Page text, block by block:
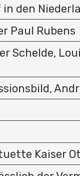
den
Paul Rubens
Schelde,
Kaiser